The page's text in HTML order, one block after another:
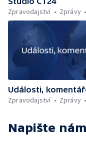
Zpravodajství
Zprávy
Události,
Zpravodajství
Zprávy
Napište nám